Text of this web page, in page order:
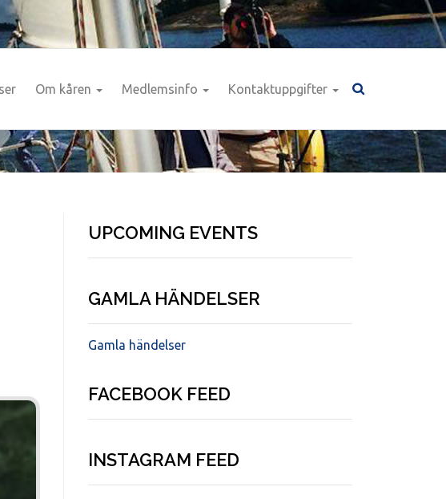
Om kåren Medlemsinfo Kontaktuppgifter
UPCOMING EVENTS
GAMLA HÄNDELSER
Gamla händelser
FACEBOOK FEED
INSTAGRAM FEED